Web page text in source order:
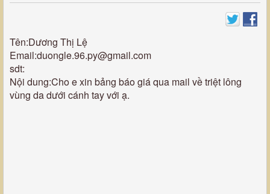
Tên:Dương Thị Lệ
Email:duongle.96.py@gmail.com
sdt:
Nội dung:Cho e xin bảng báo giá qua mail về triệt lông
vùng da dưới cánh tay với ạ.